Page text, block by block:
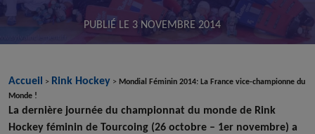
PUBLIÉ LE 3 NOVEMBRE 2014
Accueil > Rink Hockey > Mondial Féminin 2014: La France vice-championne du
Monde !
La dernière journée du championnat du monde de Rink
Hockey féminin de Tourcoing (26 octobre – 1er novembre) a